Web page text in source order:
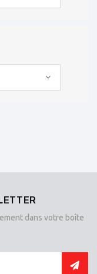
dans votre boîte